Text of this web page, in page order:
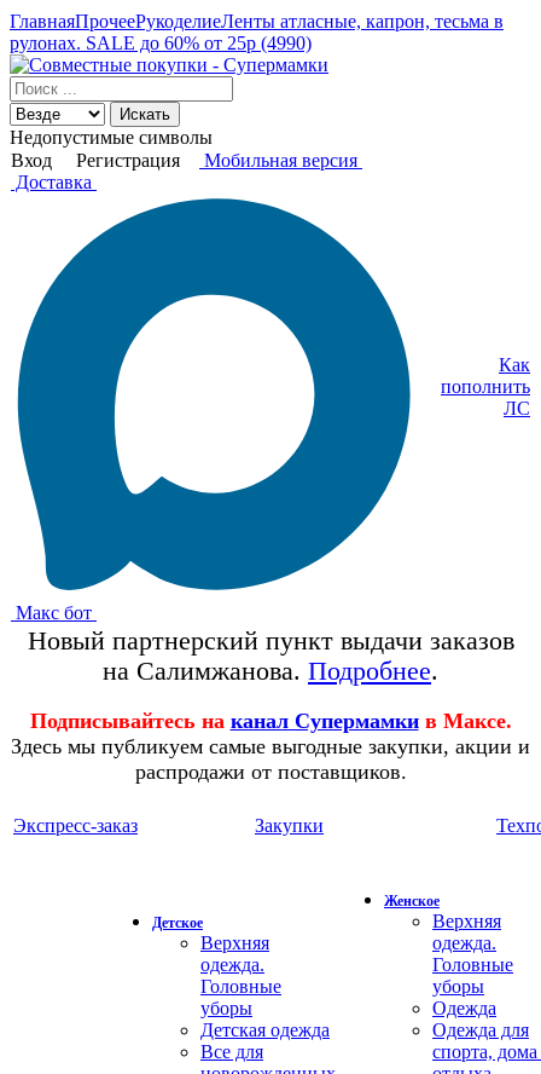
ГлавнаяПрочееРукоделиеЛенты атласные, капрон, тесьма в
рулонах. SALE до 60% от 25р (4990)
Искать
Недопустимые символы
Вход
Регистрация
Мобильная версия
Доставка
Макс бот
Как
пополнить
ЛС
Новый партнерский пункт выдачи заказов
на Салимжанова. Подробнее.
Подписывайтесь на канал Супермамки в Максе.
Здесь мы публикуем самые выгодные закупки, акции и
распродажи от поставщиков.
Экспресс-заказ Закупки
Детское
Верхняя
одежда.
Головные
уборы
Детская одежда
Все для
Женское
Верхняя
одежда.
Головные
уборы
Одежда
Одежда для
спорта,